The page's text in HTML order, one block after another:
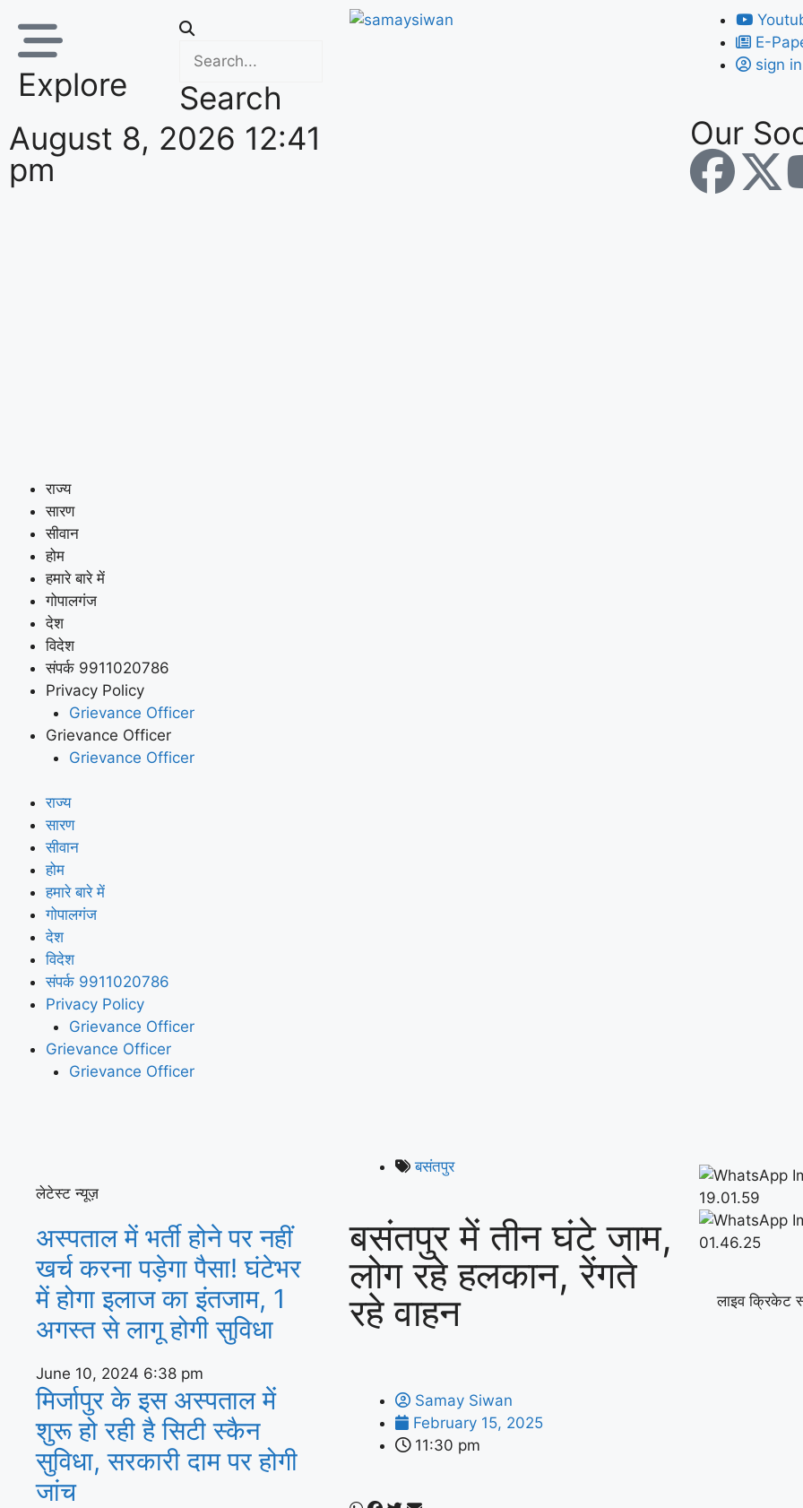
Explore
Search
August 8, 2026 12:41
pm
E-
sign in
Our
राज्य
सारण
सीवान
होम
हमारे बारे में
गोपालगंज
देश
विदेश
संपर्क 9911020786
Privacy Policy
Grievance Officer
Grievance Officer
Grievance Officer
राज्य
सारण
सीवान
होम
हमारे बारे में
गोपालगंज
देश
विदेश
संपर्क 9911020786
Privacy Policy
Grievance Officer
Grievance Officer
Grievance Officer
लेटेस्ट न्यूज़
अस्‍पताल में भर्ती होने पर नहीं
खर्च करना पड़ेगा पैसा! घंटेभर
में होगा इलाज का इंतजाम, 1
अगस्‍त से लागू होगी सुविधा
June 10, 2024 6:38 pm
मिर्जापुर के इस अस्पताल में
शुरू हो रही है सिटी स्कैन
सुविधा, सरकारी दाम पर होगी
जांच
बसंतपुर
बसंतपुर में तीन घंटे जाम,
लोग रहे हलकान, रेंगते
रहे वाहन
Samay Siwan
February 15, 2025
11:30 pm
लाइव क्रिकेट